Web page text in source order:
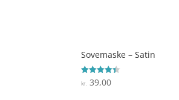
Sovemaske – Satin
Vurderet
4.4
kr. 39,00